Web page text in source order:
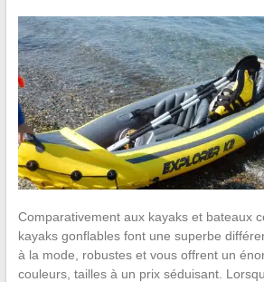
Comparativement aux kayaks et bateaux
kayaks gonflables font une superbe
à la mode, robustes et vous offrent un
couleurs, tailles à un prix séduisant.